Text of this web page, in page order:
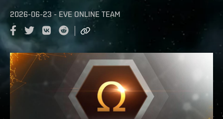
2026-06-23 - EVE ONLINE TEAM